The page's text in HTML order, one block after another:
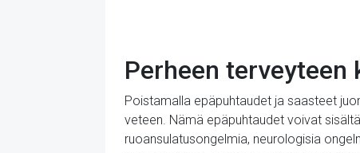
Perheen
Poistamalla epäpuhtaudet ja saasteet
veteen. Nämä epäpuhtaudet voivat
ruoansulatusongelmia, neurologisia